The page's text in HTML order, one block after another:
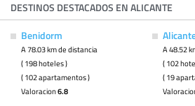
DESTINOS DESTACADOS EN ALICANTE
Benidorm
A 78.03 km de distancia
( 198 hoteles )
( 102 apartamentos )
Valoracion6.8
A 48.52
( 102
( 19